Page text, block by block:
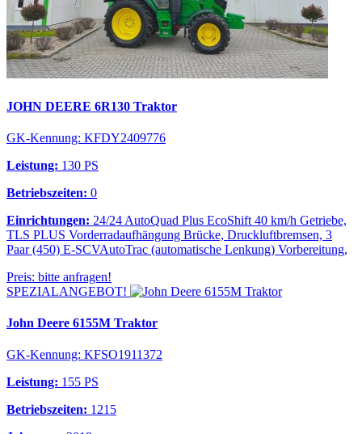
JOHN DEERE 6R130 Traktor
GK-Kennung: KFDY2409776
Leistung: 130 PS
Betriebszeiten: 0
Einrichtungen: 24/24 AutoQuad Plus EcoShift 40 km/h Getriebe,
TLS PLUS Vorderradaufhängung Brücke, Druckluftbremsen, 3
Paar (450) E-SCVAutoTrac (automatische Lenkung) Vorbereitung,
Preis: bitte anfragen!
SPEZIALANGEBOT!
John Deere 6155M Traktor
GK-Kennung: KFSO1911372
Leistung: 155 PS
Betriebszeiten: 1215